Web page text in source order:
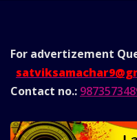
For advertizement
Contact no.: